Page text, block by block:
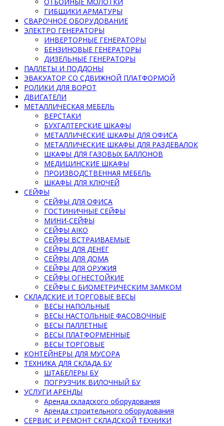
ГИБЩИКИ АРМАТУРЫ
СВАРОЧНОЕ ОБОРУДОВАНИЕ
ЭЛЕКТРО ГЕНЕРАТОРЫ
ИНВЕРТОРНЫЕ ГЕНЕРАТОРЫ
БЕНЗИНОВЫЕ ГЕНЕРАТОРЫ
ДИЗЕЛЬНЫЕ ГЕНЕРАТОРЫ
ПАЛЛЕТЫ И ПОДДОНЫ
ЭВАКУАТОР СО СДВИЖНОЙ ПЛАТФОРМОЙ
РОЛИКИ ДЛЯ ВОРОТ
ДВИГАТЕЛИ
МЕТАЛЛИЧЕСКАЯ МЕБЕЛЬ
ВЕРСТАКИ
БУХГАЛТЕРСКИЕ ШКАФЫ
МЕТАЛЛИЧЕСКИЕ ШКАФЫ ДЛЯ ОФИСА
МЕТАЛЛИЧЕСКИЕ ШКАФЫ ДЛЯ РАЗДЕВАЛОК
ШКАФЫ ДЛЯ ГАЗОВЫХ БАЛЛОНОВ
МЕДИЦИНСКИЕ ШКАФЫ
ПРОИЗВОДСТВЕННАЯ МЕБЕЛЬ
ШКАФЫ ДЛЯ КЛЮЧЕЙ
СЕЙФЫ
СЕЙФЫ ДЛЯ ОФИСА
ГОСТИНИЧНЫЕ СЕЙФЫ
МИНИ-СЕЙФЫ
СЕЙФЫ AIKO
СЕЙФЫ ВСТРАИВАЕМЫЕ
СЕЙФЫ ДЛЯ ДЕНЕГ
СЕЙФЫ ДЛЯ ДОМА
СЕЙФЫ ДЛЯ ОРУЖИЯ
СЕЙФЫ ОГНЕСТОЙКИЕ
СЕЙФЫ С БИОМЕТРИЧЕСКИМ ЗАМКОМ
СКЛАДСКИЕ И ТОРГОВЫЕ ВЕСЫ
ВЕСЫ НАПОЛЬНЫЕ
ВЕСЫ НАСТОЛЬНЫЕ ФАСОВОЧНЫЕ
ВЕСЫ ПАЛЛЕТНЫЕ
ВЕСЫ ПЛАТФОРМЕННЫЕ
ВЕСЫ ТОРГОВЫЕ
КОНТЕЙНЕРЫ ДЛЯ МУСОРА
ТЕХНИКА ДЛЯ СКЛАДА БУ
ШТАБЕЛЕРЫ БУ
ПОГРУЗЧИК ВИЛОЧНЫЙ БУ
УСЛУГИ АРЕНДЫ
Аренда складского оборудования
Аренда строительного оборудования
СЕРВИС И РЕМОНТ СКЛАДСКОЙ ТЕХНИКИ